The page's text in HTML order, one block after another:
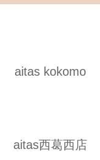
aitas kokomo
aitas西葛西店